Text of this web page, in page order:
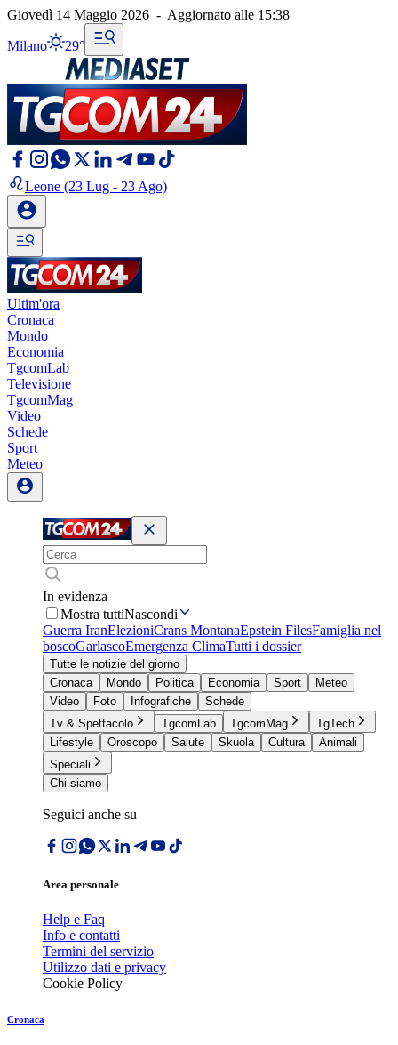
Giovedì 14 Maggio 2026 - Aggiornato alle 15:38
Milano 29°
Leone (23 Lug - 23 Ago)
Ultim'ora
Cronaca
Mondo
Economia
TgcomLab
Televisione
TgcomMag
Video
Schede
Sport
Meteo
In evidenza
Mostra tuttiNascondi
Guerra IranElezioniCrans MontanaEpstein FilesFamiglia nel
boscoGarlascoEmergenza ClimaTutti i dossier
Tutte le notizie del giorno
Cronaca
Mondo Politica Economia Sport
Meteo
Video
Foto Infografiche
Schede
Tv & Spettacolo
TgcomLab TgcomMag
TgTech
Lifestyle
Oroscopo Salute Skuola Cultura
Animali
Speciali
Chi siamo
Seguici anche su
Area personale
Help e Faq
Info e contatti
Termini del servizio
Utilizzo dati e privacy
Cookie Policy
Cronaca